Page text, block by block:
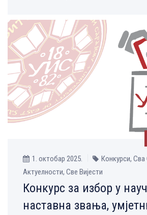
1. октобар 2025.
Конкурси,
Aктуелности, Све Вијести
Конкурс за избор у
наставна звања,